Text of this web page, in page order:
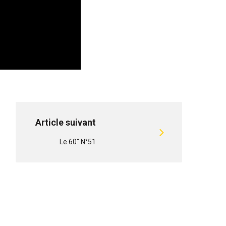
Article suivant
Le 60" N°51